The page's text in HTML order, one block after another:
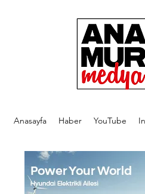
Anasayfa Haber YouTube